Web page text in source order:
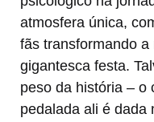
atmosfera única,
fãs transformando
gigantesca festa.
peso da história – o
pedalada ali é dada